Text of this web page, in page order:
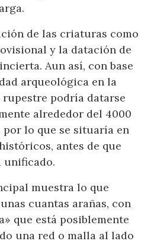
de las criaturas como
y la datación de
Aun así, con base
arqueológica en la
rupestre podría datarse
alrededor del 4000
por lo que se situaría en
antes de que
unificado.
muestra lo que
cuantas arañas, con
que está posiblemente
una red o malla al lado